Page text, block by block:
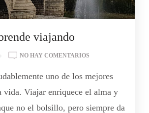
viajando
NO HAY COMENTARIOS
uno de los mejores
vida. Viajar enriquece el alma y
no el bolsillo, pero siempre da